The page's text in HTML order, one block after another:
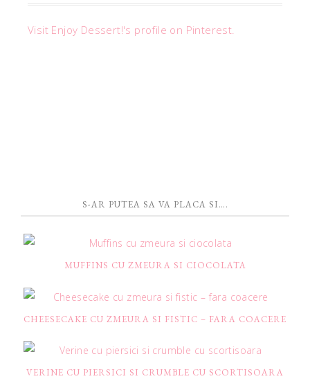
Visit Enjoy Dessert!'s profile on Pinterest.
S-AR PUTEA SA VA PLACA SI….
MUFFINS CU ZMEURA SI CIOCOLATA
CHEESECAKE CU ZMEURA SI FISTIC – FARA COACERE
VERINE CU PIERSICI SI CRUMBLE CU SCORTISOARA